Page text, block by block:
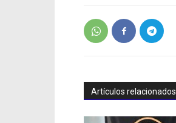
Artículos relacionados